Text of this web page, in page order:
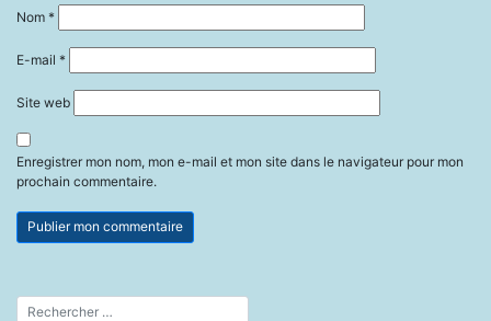
Nom *
E-mail *
Site web
Enregistrer mon nom, mon e-mail et mon site dans le navigateur pour mon
prochain commentaire.